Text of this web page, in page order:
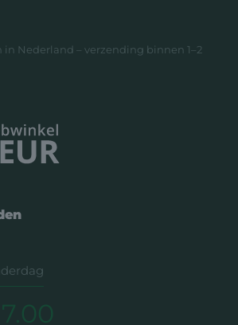
in Nederland – verzending binnen 1–2